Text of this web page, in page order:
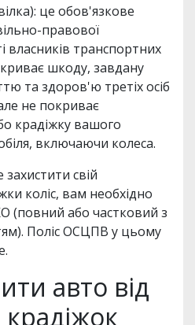
це обов'язкове
правової
власників транспортних
шкоду, завдану
та здоров'ю третіх осіб
не покриває
крадіжку вашого
включаючи колеса.
свій
коліс, вам необхідно
(повний або частковий з
Поліс ОСЦПВ у цьому
авто від